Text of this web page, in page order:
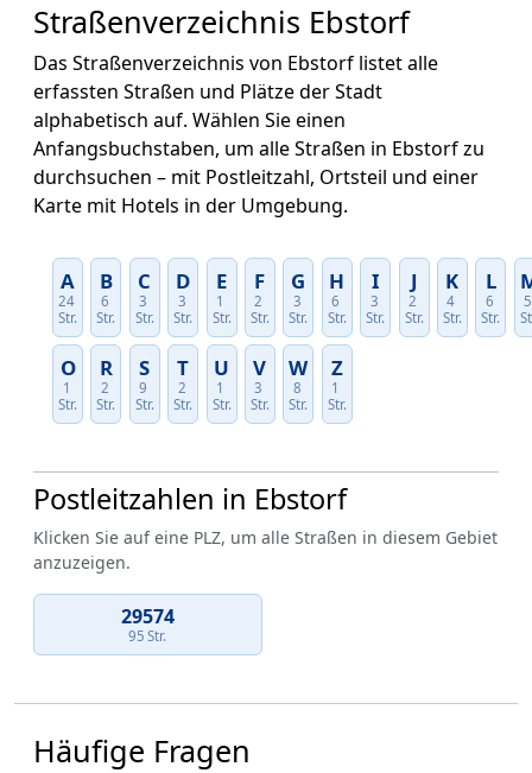
Straßenverzeichnis Ebstorf
Das Straßenverzeichnis von Ebstorf listet alle
erfassten Straßen und Plätze der Stadt
alphabetisch auf. Wählen Sie einen
Anfangsbuchstaben, um alle Straßen in Ebstorf zu
durchsuchen – mit Postleitzahl, Ortsteil und einer
Karte mit Hotels in der Umgebung.
A
24
Str.
B
6
Str.
C
3
Str.
D
3
Str.
E
1
Str.
F
2
Str.
G
3
Str.
H
6
Str.
I
3
Str.
J
2
Str.
K
4
Str.
L
6
Str.
O
1
Str.
R
2
Str.
S
9
Str.
T
2
Str.
U
1
Str.
V
3
Str.
W
8
Str.
Z
1
Str.
Postleitzahlen in Ebstorf
Klicken Sie auf eine PLZ, um alle Straßen in diesem Gebiet
anzuzeigen.
29574
95 Str.
Häufige Fragen